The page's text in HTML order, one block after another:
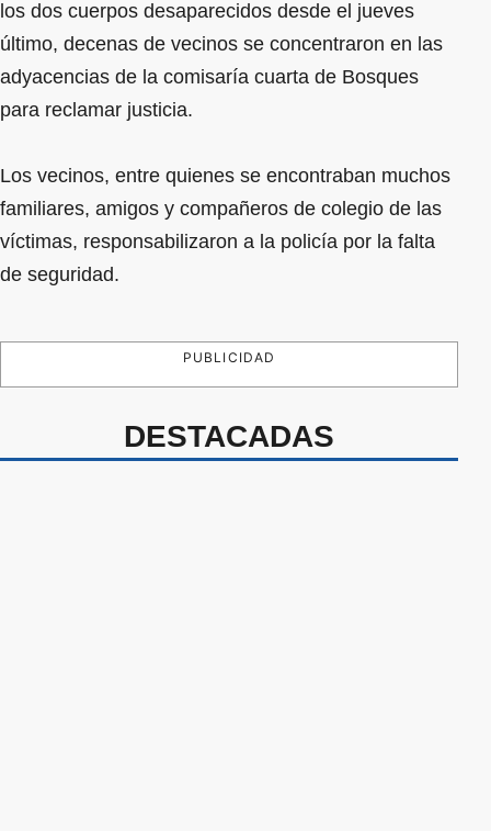
los dos cuerpos desaparecidos desde el jueves
último, decenas de vecinos se concentraron en las
adyacencias de la comisaría cuarta de Bosques
para reclamar justicia.
Los vecinos, entre quienes se encontraban muchos
familiares, amigos y compañeros de colegio de las
víctimas, responsabilizaron a la policía por la falta
de seguridad.
PUBLICIDAD
DESTACADAS